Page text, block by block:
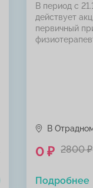
В период с
действует
первичный
В
0 ₽ 2800 ₽
Подробнее